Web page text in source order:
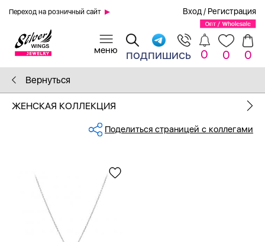
Переход на розничный сайт Вход / Регистрация
подпишись 0 0 0
Вернуться
ЖЕНСКАЯ КОЛЛЕКЦИЯ
Поделиться страницей с коллегами